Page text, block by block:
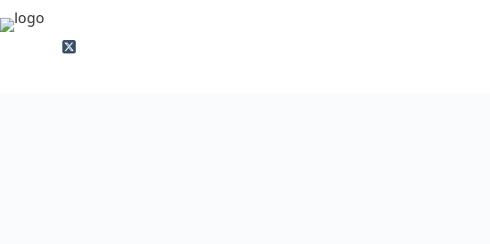
Saltar
al
contenido